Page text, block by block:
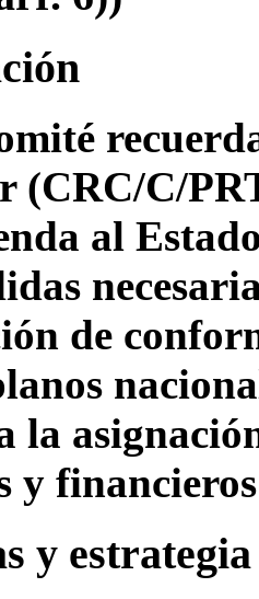
(CRC/C/
al
de
la
y
y